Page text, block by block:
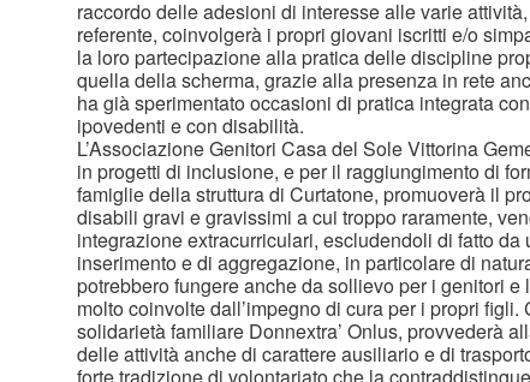
raccordo delle adesioni di interesse alle varie
referente, coinvolgerà i propri giovani iscritti e/o
la loro partecipazione alla pratica delle discipline
quella della scherma, grazie alla presenza in rete
ha già sperimentato occasioni di pratica integrata
ipovedenti e con disabilità.
L’Associazione Genitori Casa del Sole Vittorina
in progetti di inclusione, e per il raggiungimento di
famiglie della struttura di Curtatone, promuoverà il
disabili gravi e gravissimi a cui troppo raramente,
integrazione extracurriculari, escludendoli di fatto da
inserimento e di aggregazione, in particolare di
potrebbero fungere anche da sollievo per i genitori e
molto coinvolte dall’impegno di cura per i propri figli.
solidarietà familiare Donnextra’ Onlus, provvederà
delle attività anche di carattere ausiliario e di
forte tradizione di volontariato che la